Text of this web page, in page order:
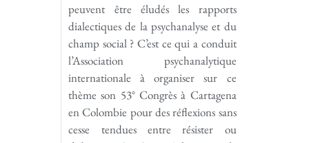
peuvent être éludés les rapports
dialectiques de la psychanalyse et du
champ social ? C’est ce qui a conduit
l’Association psychanalytique
internationale à organiser sur ce
thème son 53° Congrès à Cartagena
en Colombie pour des réflexions sans
cesse tendues entre résister ou